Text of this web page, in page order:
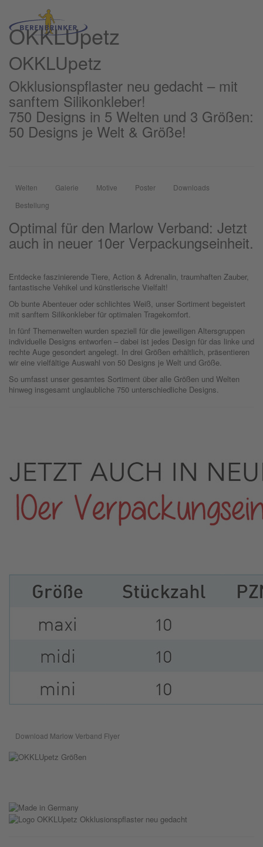
OKKLUpetz
OKKLUpetz
Okklusionspflaster neu gedacht – mit
sanftem Silikonkleber!
750 Designs in 5 Welten und 3 Größen:
50 Designs je Welt & Größe!
Welten Galerie Motive Poster
Downloads
Bestellung
Optimal für den Marlow Verband: Jetzt
auch in neuer 10er Verpackungseinheit.
Entdecke faszinierende Tiere, Action & Adrenalin, traumhaften Zauber,
fantastische Vehikel und künstlerische Vielfalt!
Ob bunte Abenteuer oder schlichtes Weiß, unser Sortiment begeistert
mit sanftem Silikonkleber für optimalen Tragekomfort.
In fünf Themenwelten wurden speziell für die jeweiligen Altersgruppen
individuelle Designs entworfen – dabei ist jedes Design für das linke und
rechte Auge gesondert angelegt. In drei Größen erhältlich, präsentieren
wir eine vielfältige Auswahl von 50 Designs je Welt und Größe.
So umfasst unser gesamtes Sortiment über alle Größen und Welten
hinweg insgesamt unglaubliche 750 unterschiedliche Designs.
Download Marlow Verband Flyer